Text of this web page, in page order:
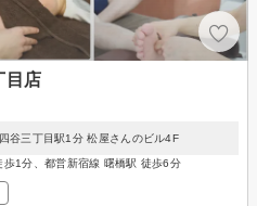
店
谷三丁目駅1分 松屋さんのビル4F
1分、都営新宿線 曙橋駅 徒歩6分